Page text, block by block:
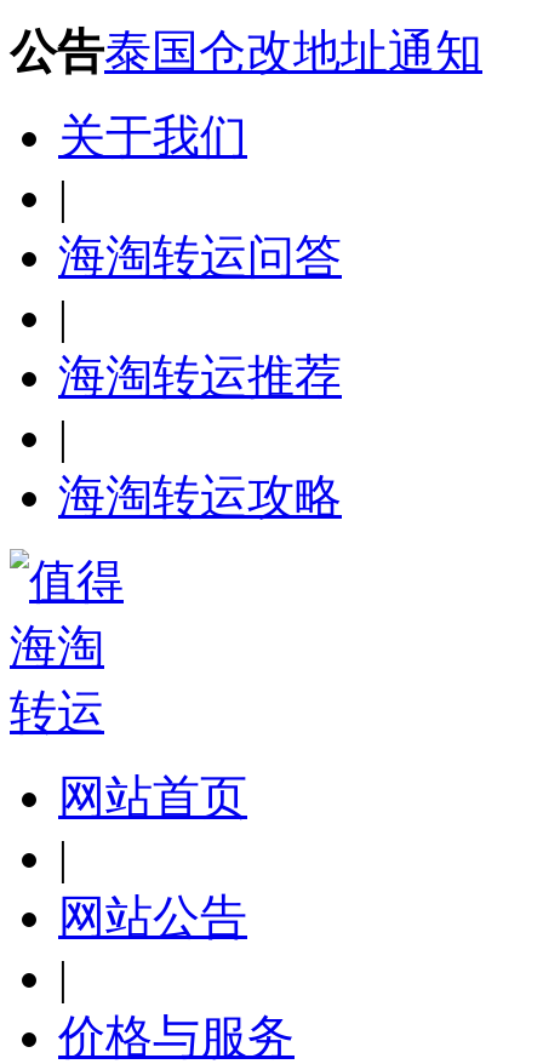
公告泰国仓改地址通知
关于我们
|
海淘转运问答
|
海淘转运推荐
|
海淘转运攻略
网站首页
|
网站公告
|
价格与服务